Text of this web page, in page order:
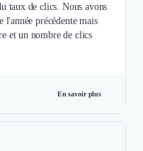
taux de clics. Nous avons
l'année précédente mais
et un nombre de clics
En savoir plus